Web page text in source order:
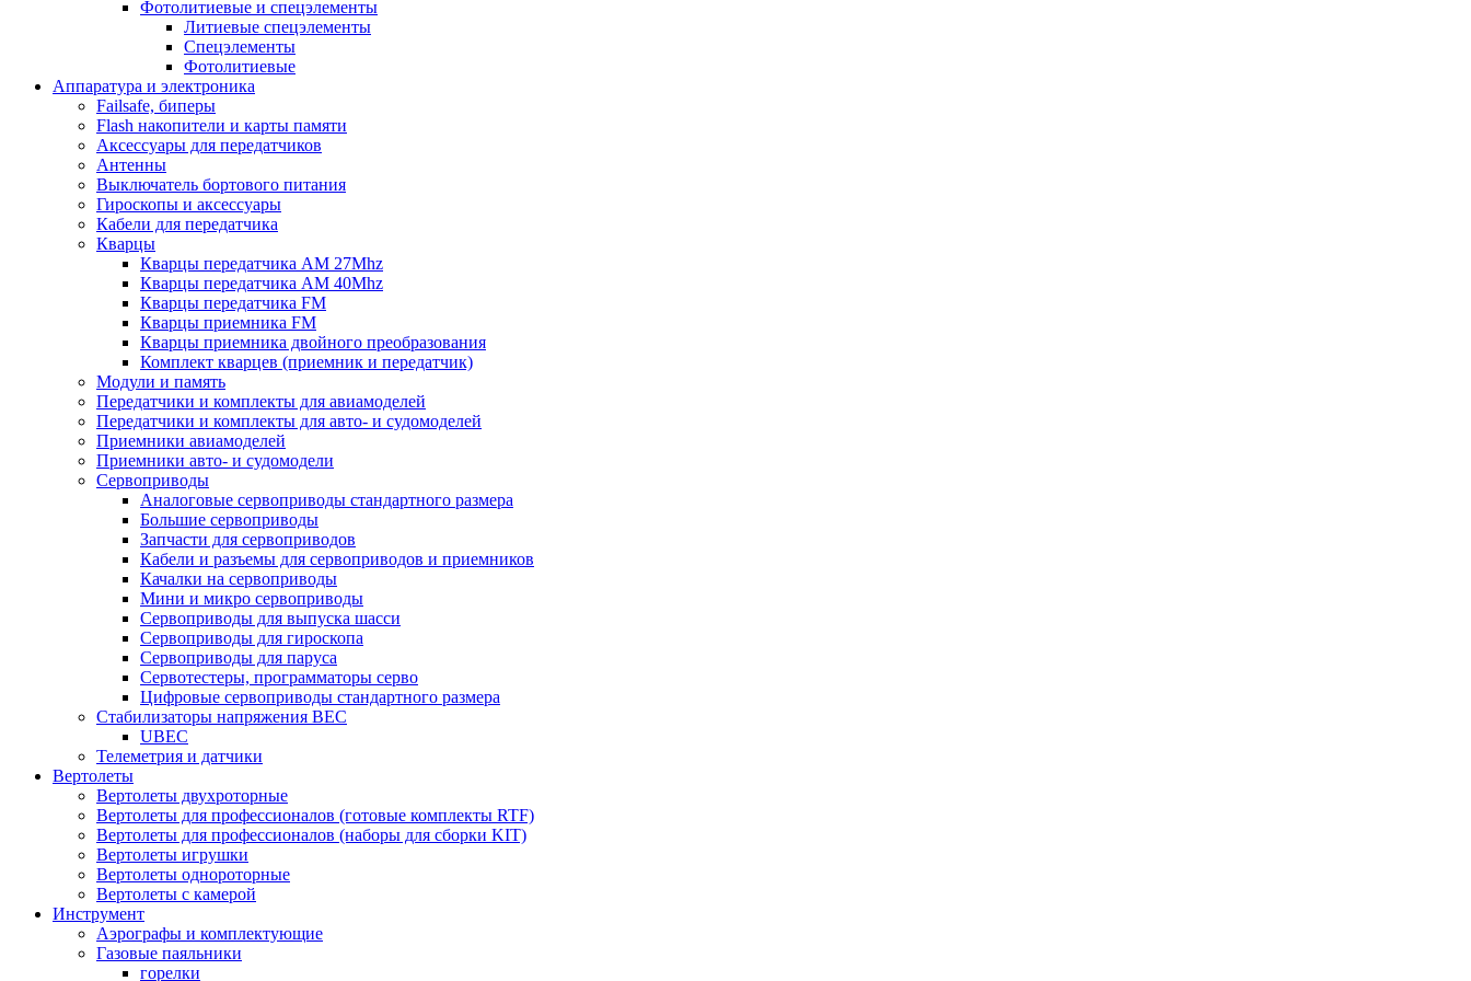
Фотолитиевые и спецэлементы
Литиевые спецэлементы
Спецэлементы
Фотолитиевые
Аппаратура и электроника
Failsafe, биперы
Flash накопители и карты памяти
Аксессуары для передатчиков
Антенны
Выключатель бортового питания
Гироскопы и аксессуары
Кабели для передатчика
Кварцы
Кварцы передатчика AM 27Mhz
Кварцы передатчика AM 40Mhz
Кварцы передатчика FM
Кварцы приемника FM
Кварцы приемника двойного преобразования
Комплект кварцев (приемник и передатчик)
Модули и память
Передатчики и комплекты для авиамоделей
Передатчики и комплекты для авто- и судомоделей
Приемники авиамоделей
Приемники авто- и судомодели
Сервоприводы
Аналоговые сервоприводы стандартного размера
Большие сервоприводы
Запчасти для сервоприводов
Кабели и разъемы для сервоприводов и приемников
Качалки на сервоприводы
Мини и микро сервоприводы
Сервоприводы для выпуска шасси
Сервоприводы для гироскопа
Сервоприводы для паруса
Сервотестеры, программаторы серво
Цифровые сервоприводы стандартного размера
Стабилизаторы напряжения BEC
UBEC
Телеметрия и датчики
Вертолеты
Вертолеты двухроторные
Вертолеты для профессионалов (готовые комплекты RTF)
Вертолеты для профессионалов (наборы для сборки KIT)
Вертолеты игрушки
Вертолеты однороторные
Вертолеты с камерой
Инструмент
Аэрографы и комплектующие
Газовые паяльники
горелки